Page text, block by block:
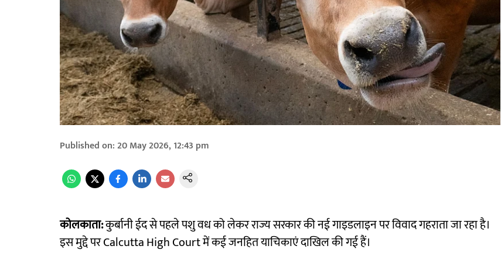
Published on:20 May 2026, 12:43 pm
कोलकाता:कुर्बानी ईद से पहले पशु वध को लेकर राज्य सरकार की नई गाइडलाइन पर विवाद गहराता जा रहा है।
इस मुद्दे पर Calcutta High Court में कई जनहित याचिकाएं दाखिल की गई हैं।